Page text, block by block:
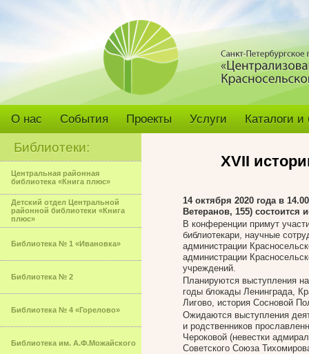
О нас События Проекты Услуги Каталоги
Библиотеки:
Центральная районная
библиотека «Книга плюс»
Детский отдел Центральной
районной библиотеки «Книга
плюс»
Библиотека № 1 «Ивановка»
Библиотека № 2
Библиотека № 4 «Горелово»
Библиотека им. А.Ф.Можайского
XVII
14 октября 2020 года в
Ветеранов, 155)
В конференции примут
библиотекари, научные
администрации
администрации
учреждений.
Планируются выступления
годы блокады Ленинграда,
Лигово, история Сосновой
Ожидаются выступления
и родственников
Чероковой (невестки
Советского Союза